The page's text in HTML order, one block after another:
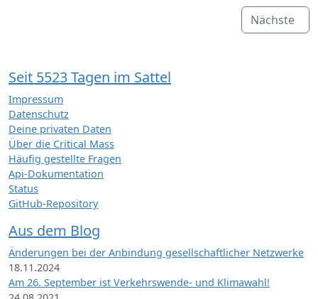
Nächste
Seit 5523 Tagen im Sattel
Impressum
Datenschutz
Deine privaten Daten
Über die Critical Mass
Häufig gestellte Fragen
Api-Dokumentation
Status
GitHub-Repository
Aus dem Blog
Änderungen bei der Anbindung gesellschaftlicher Netzwerke
18.11.2024
Am 26. September ist Verkehrswende- und Klimawahl!